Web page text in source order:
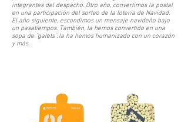
integrantes del despacho. Otro año, convertimos la postal
en una participación del sorteo de la lotería de Navidad.
El año siguiente, escondimos un mensaje navideño bajo
un pasatiempos. También, la hemos convertido en una
sopa de "galets", la ha hemos humanizado con un corazón
y más.